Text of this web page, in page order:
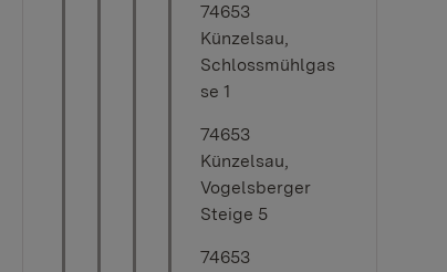
74653
Künzelsau,
Schlossmühlgas
se 1
74653
Künzelsau,
Vogelsberger
Steige 5
74653